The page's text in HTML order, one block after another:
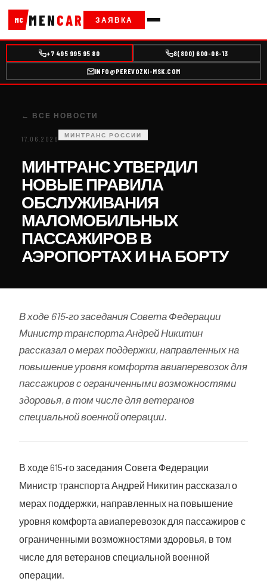
MC MENCAR ЗАЯВКА
+7 495 995 95 80 8(800) 600-08-13
INFO@PEREVOZKI-MSK.COM
← ВСЕ НОВОСТИ
17.06.2026 МИНТРАНС РОССИИ
МИНТРАНС УТВЕРДИЛ
НОВЫЕ ПРАВИЛА
ОБСЛУЖИВАНИЯ
МАЛОМОБИЛЬНЫХ
ПАССАЖИРОВ В
АЭРОПОРТАХ И НА БОРТУ
В ходе 615‑го заседания Совета Федерации
Министр транспорта Андрей Никитин
рассказал о мерах поддержки, направленных на
повышение уровня комфорта авиаперевозок для
пассажиров с ограниченными возможностями
здоровья, в том числе для ветеранов
специальной военной операции.
В ходе 615‑го заседания Совета Федерации
Министр транспорта Андрей Никитин рассказал о
мерах поддержки, направленных на повышение
уровня комфорта авиаперевозок для пассажиров с
ограниченными возможностями здоровья, в том
числе для ветеранов специальной военной
операции.